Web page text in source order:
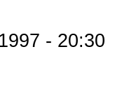
- 20:30